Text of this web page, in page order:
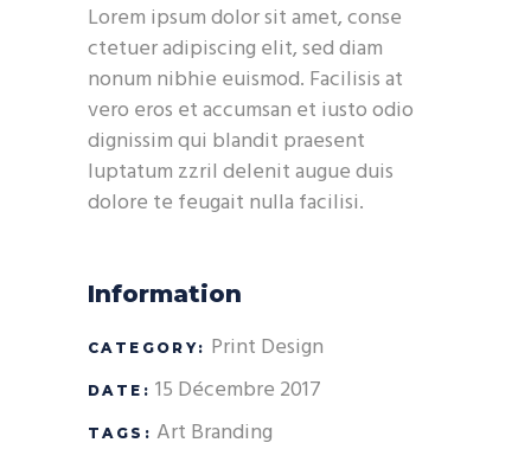
Lorem ipsum dolor sit amet, conse
ctetuer adipiscing elit, sed diam
nonum nibhie euismod. Facilisis at
vero eros et accumsan et iusto odio
dignissim qui blandit praesent
luptatum zzril delenit augue duis
dolore te feugait nulla facilisi.
Information
CATEGORY: Print Design
DATE: 15 Décembre 2017
TAGS: Art Branding